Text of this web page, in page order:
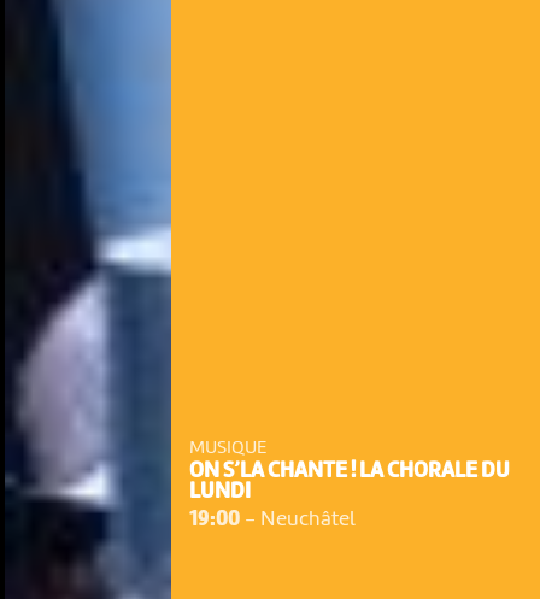
MUSIQUE
ON S’LA CHANTE ! LA CHORALE DU
LUNDI
19:00- Neuchâtel